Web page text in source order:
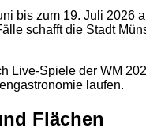
bis zum 19. Juli
schafft die Stadt
Spiele der WM
laufen.
Flächen